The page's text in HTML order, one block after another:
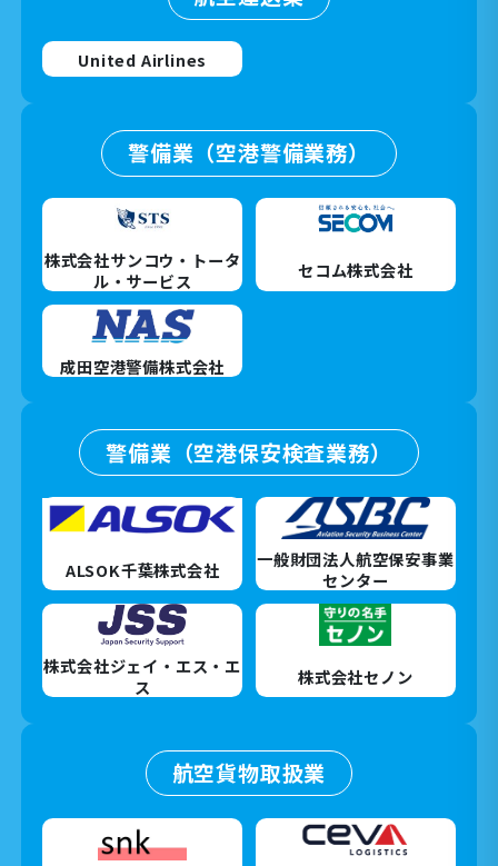
United Airlines
警備業（空港警備業務）
株式会社サンコウ・トータ
ル・サービス
セコム株式会社
成田空港警備株式会社
警備業（空港保安検査業務）
ALSOK千葉株式会社
一般財団法人航空保安事業
センター
株式会社ジェイ・エス・エ
ス
株式会社セノン
航空貨物取扱業